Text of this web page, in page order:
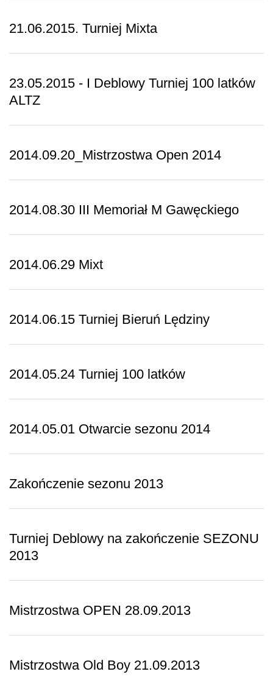
21.06.2015. Turniej Mixta
23.05.2015 - I Deblowy Turniej 100 latków
ALTZ
2014.09.20_Mistrzostwa Open 2014
2014.08.30 III Memoriał M Gawęckiego
2014.06.29 Mixt
2014.06.15 Turniej Bieruń Lędziny
2014.05.24 Turniej 100 latków
2014.05.01 Otwarcie sezonu 2014
Zakończenie sezonu 2013
Turniej Deblowy na zakończenie SEZONU
2013
Mistrzostwa OPEN 28.09.2013
Mistrzostwa Old Boy 21.09.2013